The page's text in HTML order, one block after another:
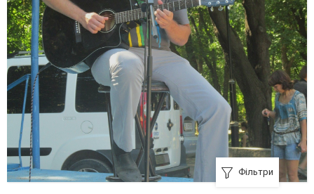
Фільтри